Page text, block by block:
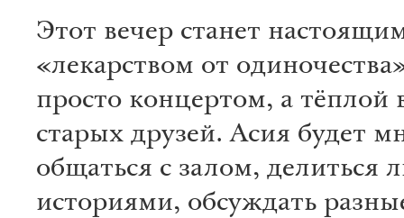
Этот вечер станет
«лекарством от
просто концертом, а тёплой
старых друзей. Асия будет
общаться с залом, делиться
историями, обсуждать